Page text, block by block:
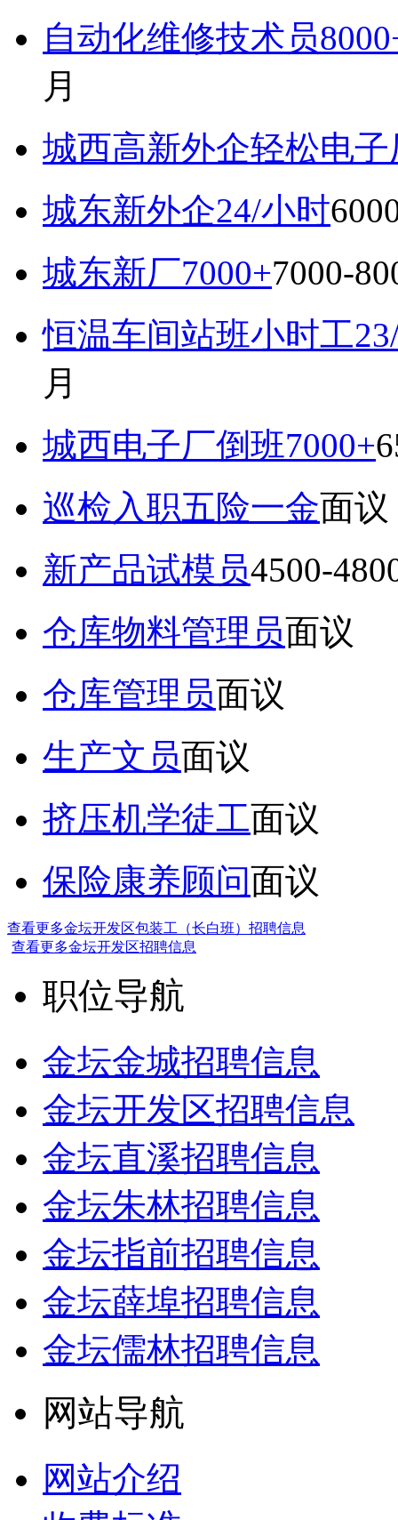
自动化维修技术员
月
城西高新外企轻松电子
城东新外企24/小时
城东新厂7000+7000-
恒温车间站班小时工
月
城西电子厂倒班7000+
巡检入职五险一金面议
新产品试模员4500-
仓库物料管理员面议
仓库管理员面议
生产文员面议
挤压机学徒工面议
保险康养顾问面议
查看更多金坛开发区包装工（长白班）招聘信息
查看更多金坛开发区招聘信息
职位导航
金坛金城招聘信息
金坛开发区招聘信息
金坛直溪招聘信息
金坛朱林招聘信息
金坛指前招聘信息
金坛薛埠招聘信息
金坛儒林招聘信息
网站导航
网站介绍